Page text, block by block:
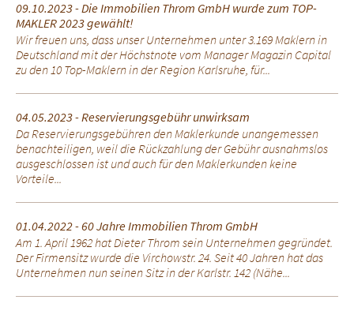
09.10.2023 - Die Immobilien Throm GmbH wurde zum TOP-
MAKLER 2023 gewählt!
Wir freuen uns, dass unser Unternehmen unter 3.169 Maklern in
Deutschland mit der Höchstnote vom Manager Magazin Capital
zu den 10 Top-Maklern in der Region Karlsruhe, für...
04.05.2023 - Reservierungsgebühr unwirksam
Da Reservierungsgebühren den Maklerkunde unangemessen
benachteiligen, weil die Rückzahlung der Gebühr ausnahmslos
ausgeschlossen ist und auch für den Maklerkunden keine
Vorteile...
01.04.2022 - 60 Jahre Immobilien Throm GmbH
Am 1. April 1962 hat Dieter Throm sein Unternehmen gegründet.
Der Firmensitz wurde die Virchowstr. 24. Seit 40 Jahren hat das
Unternehmen nun seinen Sitz in der Karlstr. 142 (Nähe...